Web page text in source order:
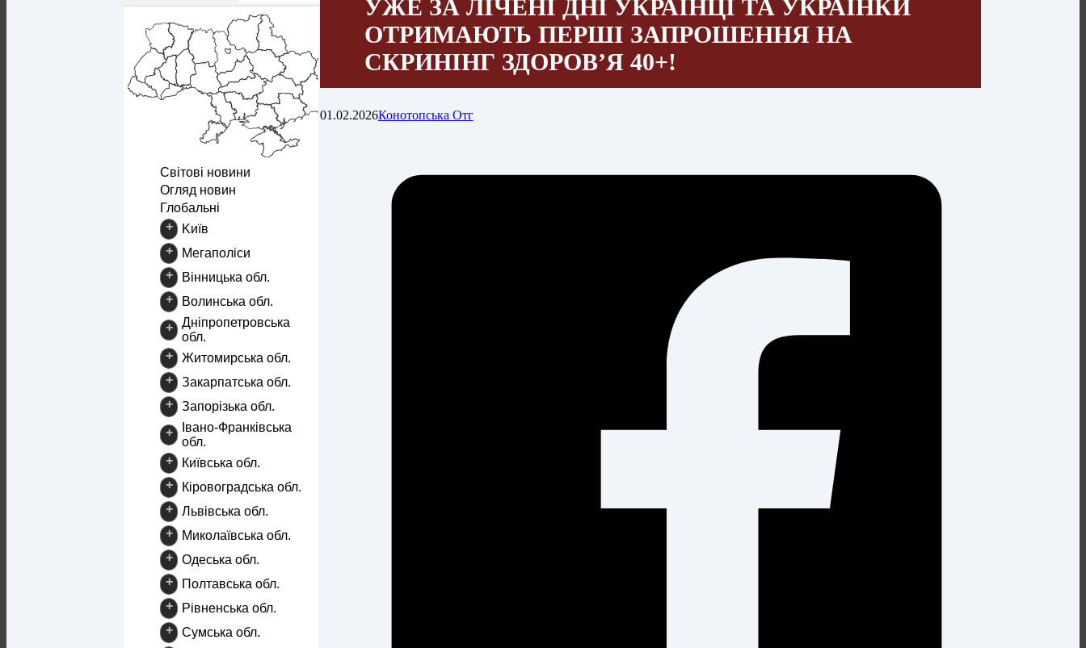
Світові новини
Огляд новин
Глобальні
+
Kиїв
+
Mегаполіси
+
Вінницька обл.
+
Волинська обл.
+
Дніпропетровська
обл.
+
Житомирська обл.
+
Закарпатська обл.
+
Запорізька обл.
+
Івано-Франківська
обл.
+
Київська обл.
+
Кіровоградська обл.
+
Львівська обл.
+
Миколаївська обл.
+
Одеська обл.
+
Полтавська обл.
+
Рівненська обл.
+
Сумська обл.
УЖЕ ЗА ЛІЧЕНІ ДНІ УКРАЇНЦІ ТА УКРАЇНКИ
ОТРИМАЮТЬ ПЕРШІ ЗАПРОШЕННЯ НА
СКРИНІНГ ЗДОРОВ’Я 40+!
01.02.2026Конотопська Отг